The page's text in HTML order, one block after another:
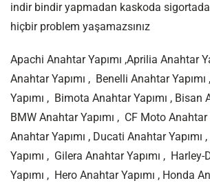
indir bindir yapmadan kaskoda sigortada
hiçbir problem yaşamazsınız
Apachi Anahtar Yapımı ,Aprilia Anahtar
Anahtar Yapımı , Benelli Anahtar
Yapımı , Bimota Anahtar Yapımı , Bisan
BMW Anahtar Yapımı , CF Moto Anahtar
Anahtar Yapımı , Ducati Anahtar Yapımı
Yapımı , Gilera Anahtar Yapımı ,
Yapımı , Hero Anahtar Yapımı , Honda